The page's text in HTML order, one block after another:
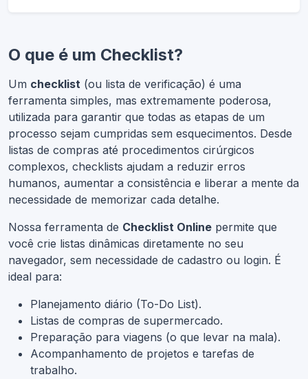
O que é um Checklist?
Um checklist (ou lista de verificação) é uma
ferramenta simples, mas extremamente poderosa,
utilizada para garantir que todas as etapas de um
processo sejam cumpridas sem esquecimentos. Desde
listas de compras até procedimentos cirúrgicos
complexos, checklists ajudam a reduzir erros
humanos, aumentar a consistência e liberar a mente da
necessidade de memorizar cada detalhe.
Nossa ferramenta de Checklist Online permite que
você crie listas dinâmicas diretamente no seu
navegador, sem necessidade de cadastro ou login. É
ideal para:
Planejamento diário (To-Do List).
Listas de compras de supermercado.
Preparação para viagens (o que levar na mala).
Acompanhamento de projetos e tarefas de
trabalho.